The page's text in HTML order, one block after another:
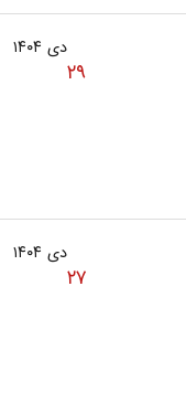
دی ۱۴۰۴
۲۹
دی ۱۴۰۴
۲۷